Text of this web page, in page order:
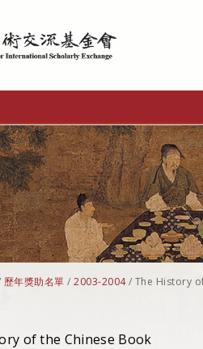
歷年獎助名單 /2003-2004 / The History
of the Chinese Book